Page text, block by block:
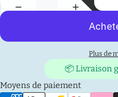
Plus de
📦 Livraison
Moyens de paiement